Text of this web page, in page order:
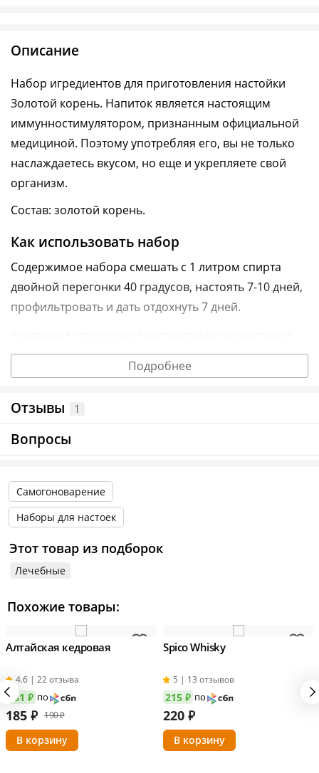
Описание
Набор игредиентов для приготовления настойки
Золотой корень. Напиток является настоящим
иммунностимулятором, признанным официальной
медициной. Поэтому употребляя его, вы не только
наслаждаетесь вкусом, но еще и укрепляете свой
организм.
Состав: золотой корень.
Как использовать набор
Содержимое набора смешать с 1 литром спирта
двойной перегонки 40 градусов, настоять 7-10 дней,
профильтровать и дать отдохнуть 7 дней.
Подробнее
Отзывы 1
Вопросы
Самогоноварение
Наборы для настоек
Этот товар из подборок
Лечебные
Похожие товары:
Алтайская кедровая
4.6 | 22 отзыва
181 ₽ по
185 ₽ 190 ₽
Spico Whisky
5 | 13 отзывов
215 ₽ по
220 ₽